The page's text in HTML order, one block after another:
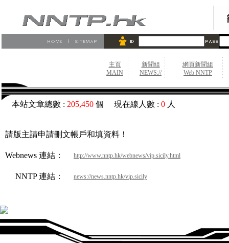
主頁
MAIN
新聞組
NEWS://
網頁新聞組
Web NNTP
本站文章總數 : 205,450 個 現在線人數 : 0 人
請版主請申請刪文帳戶和填資料！
Webnews 連結： http://www.nntp.hk/webnews/vip.sicily.html
NNTP 連結： news://news.nntp.hk/vip.sicily